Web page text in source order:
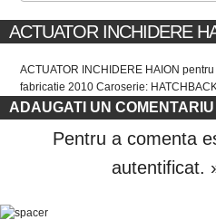
ACTUATOR INCHIDERE
ACTUATOR INCHIDERE HAION
fabricatie 2010 Caroserie:
ADAUGATI UN COMENTARIU
Pentru a comenta
autentificat.